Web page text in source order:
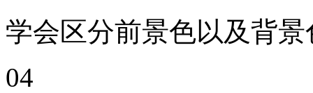
学会区分前景色以及背景
04